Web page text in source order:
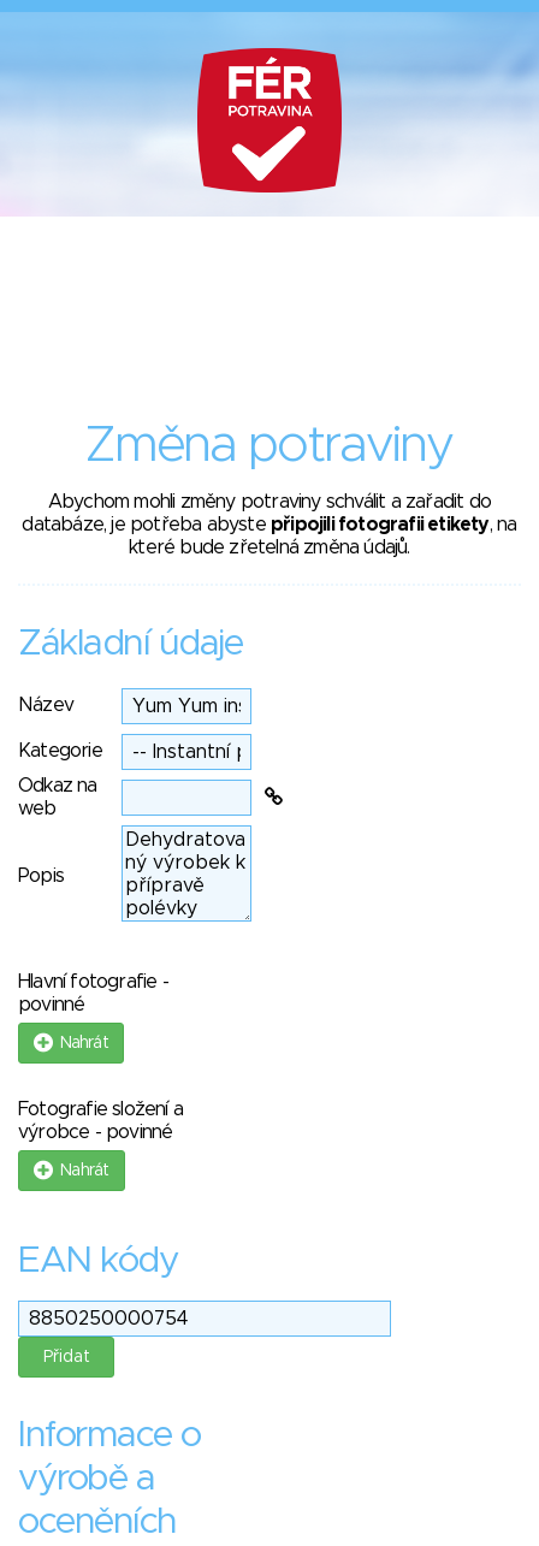
Změna potraviny
Abychom mohli změny potraviny schválit a zařadit do
databáze, je potřeba abyste připojili fotografii etikety, na
které bude zřetelná změna údajů.
Základní údaje
Název
Kategorie
Odkaz na
web
Popis
Hlavní fotografie -
povinné
Nahrát
Fotografie složení a
výrobce - povinné
Nahrát
EAN kódy
Informace o
výrobě a
oceněních